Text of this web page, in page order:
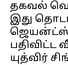
தகவல்
இது
ஜெயன்ட்ஸ்
யுத்விர்